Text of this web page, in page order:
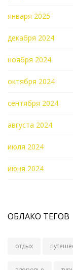
января 2025
декабря 2024
ноября 2024
октября 2024
сентября 2024
августа 2024
июля 2024
июня 2024
ОБЛАКО ТЕГОВ
отдых